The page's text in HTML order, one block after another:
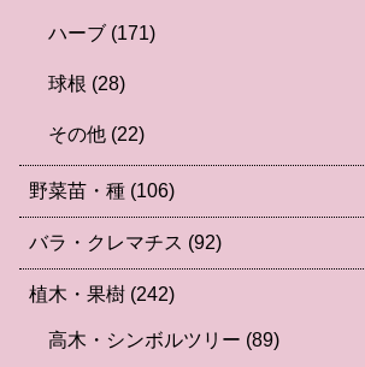
ハーブ (171)
球根 (28)
その他 (22)
野菜苗・種 (106)
バラ・クレマチス (92)
植木・果樹 (242)
高木・シンボルツリー (89)